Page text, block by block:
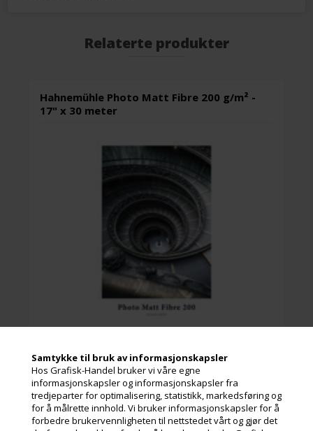
Samtykke til bruk av informasjonskapsler
Hos Grafisk-Handel bruker vi våre egne
informasjonskapsler og informasjonskapsler fra
tredjeparter for optimalisering, statistikk, markedsføring og
for å målrette innhold. Vi bruker informasjonskapsler for å
forbedre brukervennligheten til nettstedet vårt og gjør det
Relaterte produkter
Hahnemühle Photo Matt Fibre 200 g/m² -
17" x 30 meter
Hahnemühle Photo Matt Fibre 200 g/m² er et tradisjonelt
fotopapir i til resten av Hahnemühle FineArt
papirsortiment.
Hahnemühle Photo Matt Fibre er godt egnet til bilder med
varme toner og har en meget myk overflate.
Det er et godt begynnerpapir før man tar det fulle
Les mer